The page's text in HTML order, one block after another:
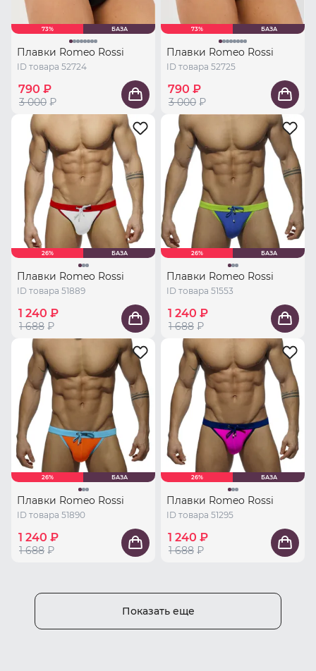
73% БАЗА
Плавки Romeo Rossi
ID товара 52724
790 ₽
3 000 ₽
73% БАЗА
Плавки Romeo Rossi
ID товара 52725
790 ₽
3 000 ₽
26% БАЗА
Плавки Romeo Rossi
ID товара 51889
1 240 ₽
1 688 ₽
26% БАЗА
Плавки Romeo Rossi
ID товара 51553
1 240 ₽
1 688 ₽
26% БАЗА
Плавки Romeo Rossi
ID товара 51890
1 240 ₽
1 688 ₽
26% БАЗА
Плавки Romeo Rossi
ID товара 51295
1 240 ₽
1 688 ₽
Показать еще